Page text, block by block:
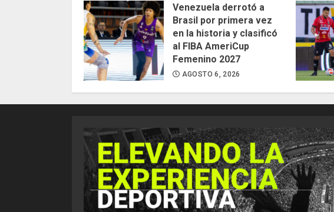
Venezuela derrotó a
Brasil por primera vez
en la historia y clasificó
al FIBA AmeriCup
Femenino 2027
AGOSTO 6, 2026